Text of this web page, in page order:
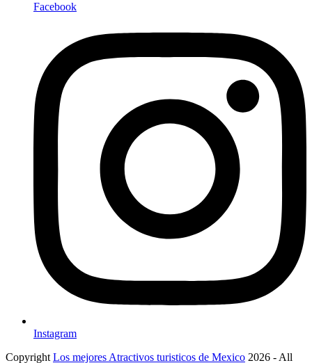
Facebook
Instagram
Copyright Los mejores Atractivos turisticos de Mexico 2026 - All